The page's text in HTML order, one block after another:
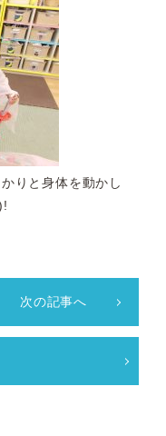
りと身体を動かし
次の記事へ